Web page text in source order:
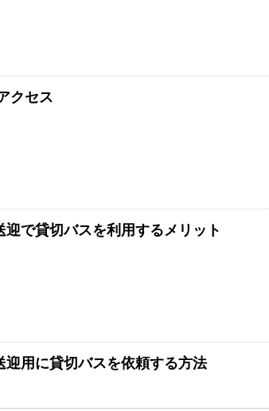
クセス
で貸切バスを利用するメリット
用に貸切バスを依頼する方法